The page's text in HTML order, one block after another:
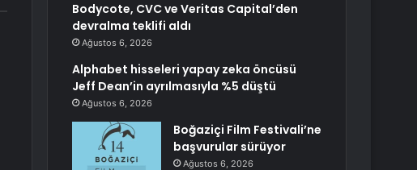
Bodycote, CVC ve Veritas Capital’den
devralma teklifi aldı
Ağustos 6, 2026
Alphabet hisseleri yapay zeka öncüsü
Jeff Dean’in ayrılmasıyla %5 düştü
Ağustos 6, 2026
Boğaziçi Film Festivali’ne
başvurular sürüyor
Ağustos 6, 2026